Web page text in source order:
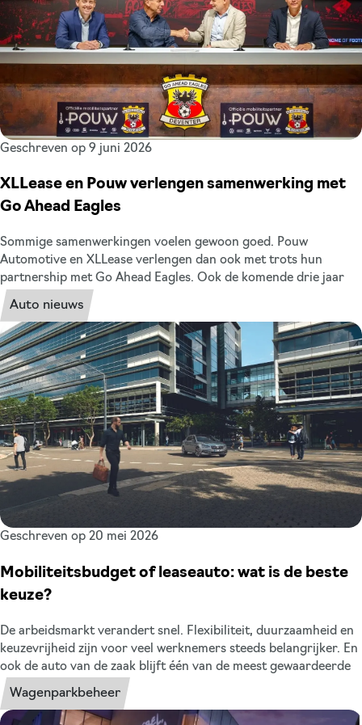
Geschreven op 9 juni 2026
XLLease en Pouw verlengen samenwerking met
Go Ahead Eagles
Sommige samenwerkingen voelen gewoon goed. Pouw
Automotive en XLLease verlengen dan ook met trots hun
partnership met Go Ahead Eagles. Ook de komende drie jaar
zijn wij samen met Pouw officieel mobiliteitspartner van de club
uit Deventer. Drie sterke namen uit de regio, met dezelfde
mentaliteit: nuchter, betrokken en altijd in beweging. Een
samenwerking die al jaren staat als een huis, gebouwd op
vertrouwen, respect en vooral: samen de schouders eronder.
Auto nieuws
Geschreven op 20 mei 2026
Mobiliteitsbudget of leaseauto: wat is de beste
keuze?
De arbeidsmarkt verandert snel. Flexibiliteit, duurzaamheid en
keuzevrijheid zijn voor veel werknemers steeds belangrijker. En
ook de auto van de zaak blijft één van de meest gewaardeerde
arbeidsvoorwaarden in Nederland. Tegelijk bieden steeds meer
organisaties ook een mobiliteitsbudget aan. Maar wat is voor u
de beste keuze? Zeker met de komst van de pseudo-eindheffing
Wagenparkbeheer